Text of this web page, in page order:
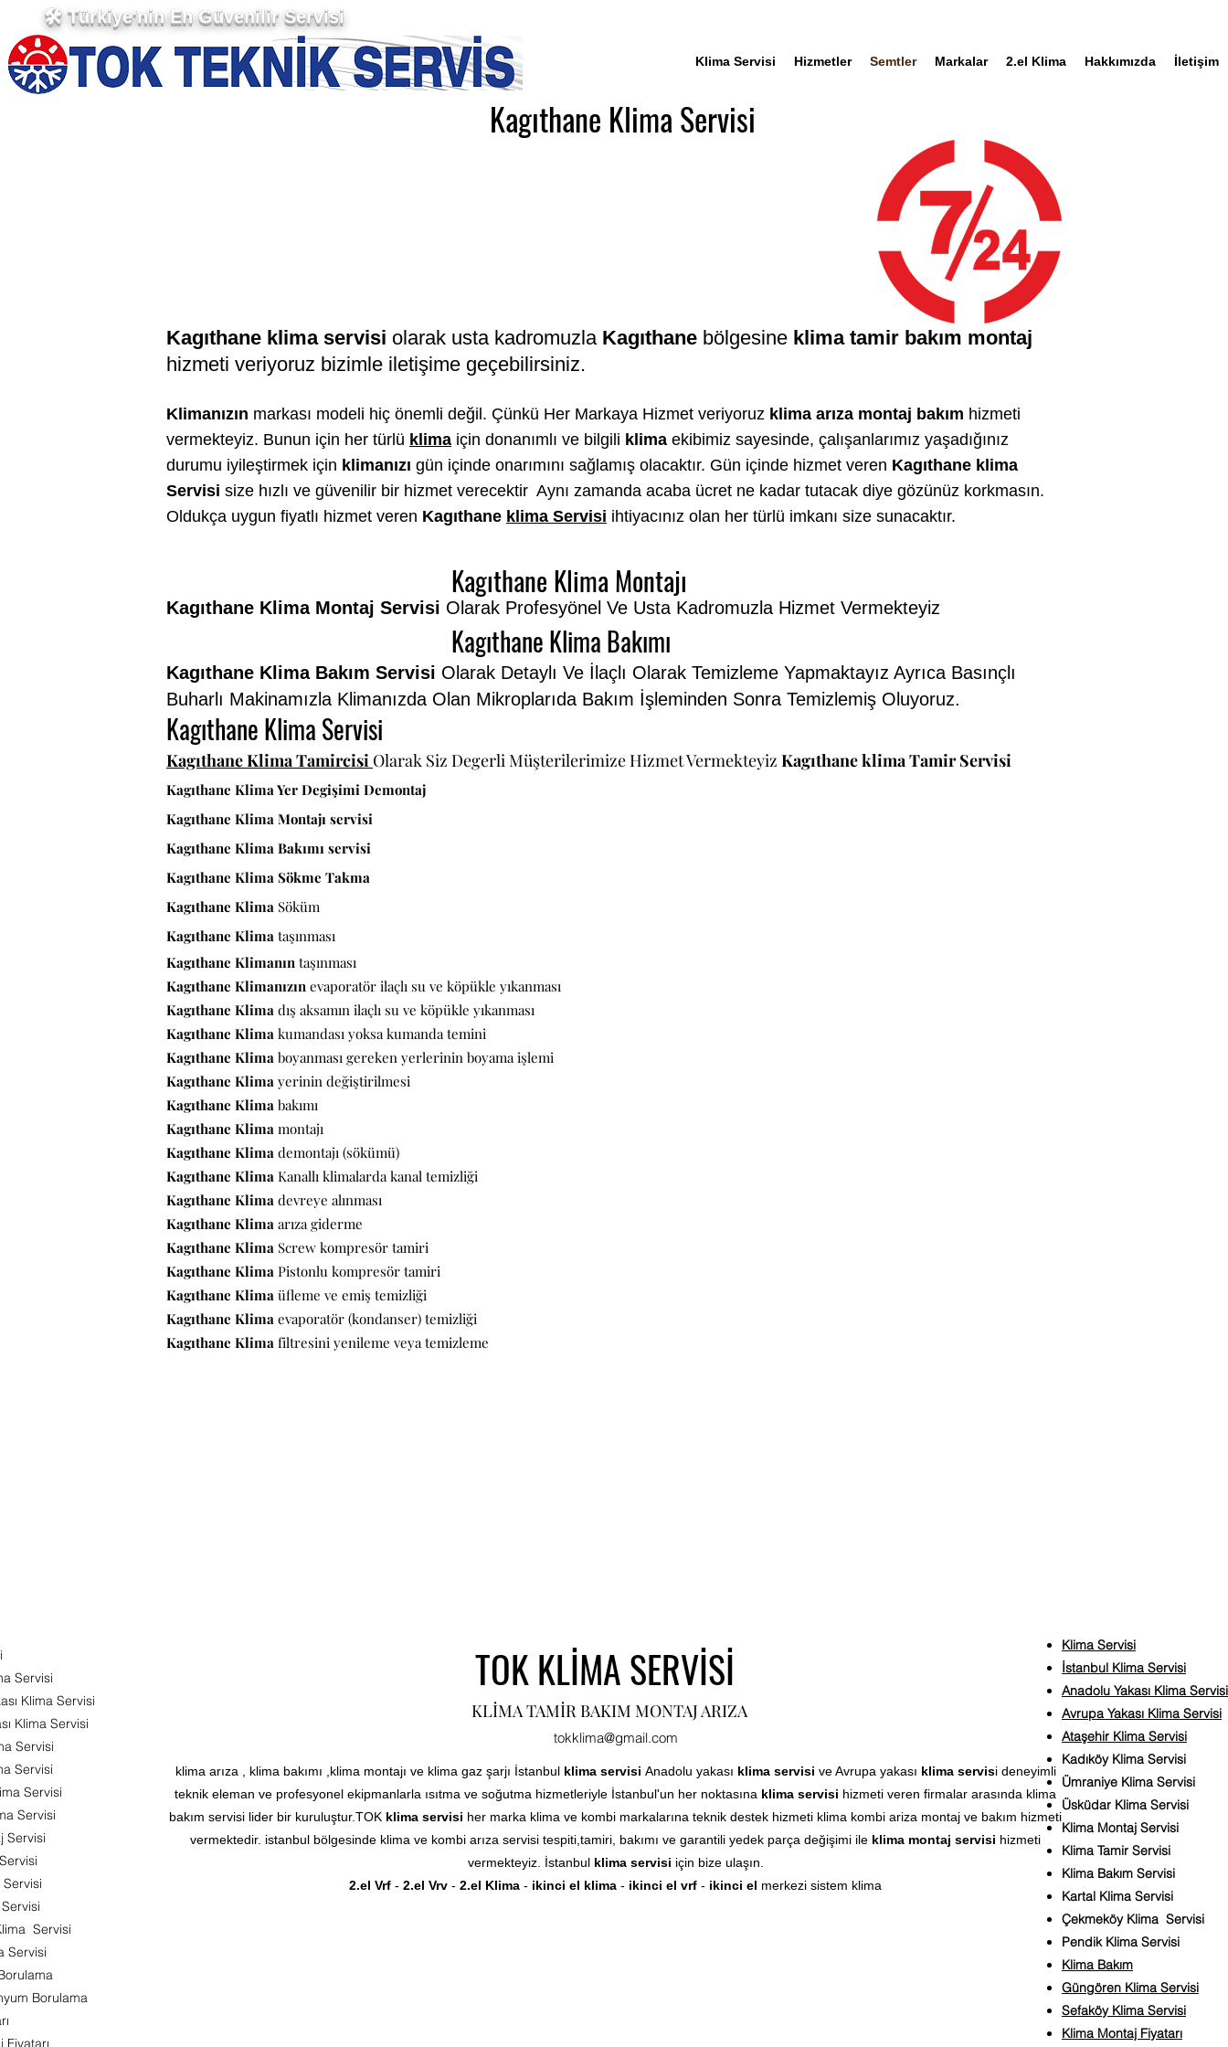
Klima Servisi Hizmetler Semtler Markalar 2.el Klima Hakkımızda İletişim
🛠 Türkiye'nin En Güvenilir Servisi
Kagıthane Klima Servisi
Kagıthane klima servisi olarak usta kadromuzla Kagıthane bölgesine klima tamir bakım montaj
hizmeti veriyoruz bizimle iletişime geçebilirsiniz.
Klimanızın markası modeli hiç önemli değil. Çünkü Her Markaya Hizmet veriyoruz klima arıza montaj bakım hizmeti
vermekteyiz. Bunun için her türlü klima için donanımlı ve bilgili klima ekibimiz sayesinde, çalışanlarımız yaşadığınız
durumu iyileştirmek için klimanızı gün içinde onarımını sağlamış olacaktır. Gün içinde hizmet veren Kagıthane klima
Servisi size hızlı ve güvenilir bir hizmet verecektir Aynı zamanda acaba ücret ne kadar tutacak diye gözünüz korkmasın.
Oldukça uygun fiyatlı hizmet veren Kagıthane klima Servisi ihtiyacınız olan her türlü imkanı size sunacaktır.
Kagıthane Klima Montajı
Kagıthane Klima Montaj Servisi Olarak Profesyönel Ve Usta Kadromuzla Hizmet Vermekteyiz
Kagıthane Klima Bakımı
Kagıthane Klima Bakım Servisi Olarak Detaylı Ve İlaçlı Olarak Temizleme Yapmaktayız Ayrıca Basınçlı
Buharlı Makinamızla Klimanızda Olan Mikroplarıda Bakım İşleminden Sonra Temizlemiş Oluyoruz.
Kagıthane Klima Servisi
Kagıthane Klima Tamircisi Olarak Siz Degerli Müşterilerimize Hizmet Vermekteyiz Kagıthane klima Tamir Servisi
Kagıthane Klima Yer Degişimi Demontaj
Kagıthane Klima Montajı servisi
Kagıthane Klima Bakımı servisi
Kagıthane Klima Sökme Takma
Kagıthane Klima Söküm
Kagıthane Klima taşınması
Kagıthane Klimanın taşınması
Kagıthane Klimanızın evaporatör ilaçlı su ve köpükle yıkanması
Kagıthane Klima dış aksamın ilaçlı su ve köpükle yıkanması
Kagıthane Klima kumandası yoksa kumanda temini
Kagıthane Klima boyanması gereken yerlerinin boyama işlemi
Kagıthane Klima yerinin değiştirilmesi
Kagıthane Klima bakımı
Kagıthane Klima montajı
Kagıthane Klima demontajı (sökümü)
Kagıthane Klima Kanallı klimalarda kanal temizliği
Kagıthane Klima devreye alınması
Kagıthane Klima arıza giderme
Kagıthane Klima Screw kompresör tamiri
Kagıthane Klima Pistonlu kompresör tamiri
Kagıthane Klima üfleme ve emiş temizliği
Kagıthane Klima evaporatör (kondanser) temizliği
Kagıthane Klima filtresini yenileme veya temizleme
Servisi
Klima Servisi
Klima Servisi
Servisi
Servisi
Servisi
Servisi
Servisi
Servisi
Servisi
Servisi
Borulama
Fiyatarı​
TOK KLİMA SERVİSİ
KLİMA TAMİR BAKIM MONTAJ ARIZA
tokklima@gmail.com
klima arıza , klima bakımı ,klima montajı ve klima gaz şarjı İstanbul klima servisi Anadolu yakası klima servisi ve Avrupa yakası klima servisi deneyimli
teknik eleman ve profesyonel ekipmanlarla ısıtma ve soğutma hizmetleriyle İstanbul'un her noktasına klima servisi hizmeti veren firmalar arasında klima
bakım servisi lider bir kuruluştur.TOK klima servisi her marka klima ve kombi markalarına teknik destek hizmeti klima kombi ariza montaj ve bakım hizmeti
vermektedir. istanbul bölgesinde klima ve kombi arıza servisi tespiti,tamiri, bakımı ve garantili yedek parça değişimi ile klima montaj servisi hizmeti
vermekteyiz. İstanbul klima servisi için bize ulaşın.
2.el Vrf - 2.el Vrv - 2.el Klima - ikinci el klima - ikinci el vrf - ikinci el merkezi sistem klima
Klima Servisi
İstanbul Klima Servisi
Anadolu Yakası Klima Servisi
Avrupa Yakası Klima Servisi
Ataşehir Klima Servisi
Kadıköy Klima Servisi
Ümraniye Klima Servisi
Üsküdar Klima Servisi
Klima Montaj Servisi
Klima Tamir Servisi
Klima Bakım Servisi
Kartal Klima Servisi
Çekmeköy Klima Servisi
Pendik Klima Servisi
Klima Bakım
Güngören Klima Servisi
Sefaköy Klima Servisi
Klima Montaj Fiyatarı